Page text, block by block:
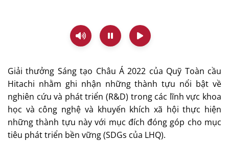
Giải thưởng Sáng tạo Châu Á 2022 của Quỹ Toàn cầu
Hitachi nhằm ghi nhận những thành tựu nổi bật về
nghiên cứu và phát triển (R&D) trong các lĩnh vực khoa
học và công nghệ và khuyến khích xã hội thực hiện
những thành tựu này với mục đích đóng góp cho mục
tiêu phát triển bền vững (SDGs của LHQ).